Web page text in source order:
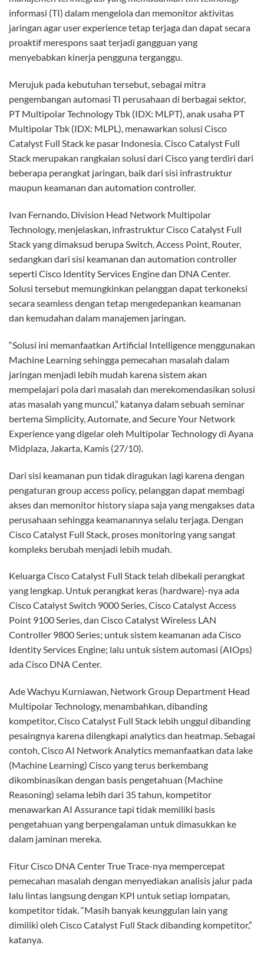
informasi (TI) dalam mengelola dan memonitor aktivitas
jaringan agar user experience tetap terjaga dan dapat secara
proaktif merespons saat terjadi gangguan yang
menyebabkan kinerja pengguna terganggu.
Merujuk pada kebutuhan tersebut, sebagai mitra
pengembangan automasi TI perusahaan di berbagai sektor,
PT Multipolar Technology Tbk (IDX: MLPT), anak usaha PT
Multipolar Tbk (IDX: MLPL), menawarkan solusi Cisco
Catalyst Full Stack ke pasar Indonesia. Cisco Catalyst Full
Stack merupakan rangkaian solusi dari Cisco yang terdiri dari
beberapa perangkat jaringan, baik dari sisi infrastruktur
maupun keamanan dan automation controller.
Ivan Fernando, Division Head Network Multipolar
Technology, menjelaskan, infrastruktur Cisco Catalyst Full
Stack yang dimaksud berupa Switch, Access Point, Router,
sedangkan dari sisi keamanan dan automation controller
seperti Cisco Identity Services Engine dan DNA Center.
Solusi tersebut memungkinkan pelanggan dapat terkoneksi
secara seamless dengan tetap mengedepankan keamanan
dan kemudahan dalam manajemen jaringan.
“Solusi ini memanfaatkan Artificial Intelligence menggunakan
Machine Learning sehingga pemecahan masalah dalam
jaringan menjadi lebih mudah karena sistem akan
mempelajari pola dari masalah dan merekomendasikan solusi
atas masalah yang muncul,” katanya dalam sebuah seminar
bertema Simplicity, Automate, and Secure Your Network
Experience yang digelar oleh Multipolar Technology di Ayana
Midplaza, Jakarta, Kamis (27/10).
Dari sisi keamanan pun tidak diragukan lagi karena dengan
pengaturan group access policy, pelanggan dapat membagi
akses dan memonitor history siapa saja yang mengakses data
perusahaan sehingga keamanannya selalu terjaga. Dengan
Cisco Catalyst Full Stack, proses monitoring yang sangat
kompleks berubah menjadi lebih mudah.
Keluarga Cisco Catalyst Full Stack telah dibekali perangkat
yang lengkap. Untuk perangkat keras (hardware)-nya ada
Cisco Catalyst Switch 9000 Series, Cisco Catalyst Access
Point 9100 Series, dan Cisco Catalyst Wireless LAN
Controller 9800 Series; untuk sistem keamanan ada Cisco
Identity Services Engine; lalu untuk sistem automasi (AIOps)
ada Cisco DNA Center.
Ade Wachyu Kurniawan, Network Group Department Head
Multipolar Technology, menambahkan, dibanding
kompetitor, Cisco Catalyst Full Stack lebih unggul dibanding
pesaingnya karena dilengkapi analytics dan heatmap. Sebagai
contoh, Cisco AI Network Analytics memanfaatkan data lake
(Machine Learning) Cisco yang terus berkembang
dikombinasikan dengan basis pengetahuan (Machine
Reasoning) selama lebih dari 35 tahun, kompetitor
menawarkan AI Assurance tapi tidak memiliki basis
pengetahuan yang berpengalaman untuk dimasukkan ke
dalam jaminan mereka.
Fitur Cisco DNA Center True Trace-nya mempercepat
pemecahan masalah dengan menyediakan analisis jalur pada
lalu lintas langsung dengan KPI untuk setiap lompatan,
kompetitor tidak. “Masih banyak keunggulan lain yang
dimiliki oleh Cisco Catalyst Full Stack dibanding kompetitor,”
katanya.